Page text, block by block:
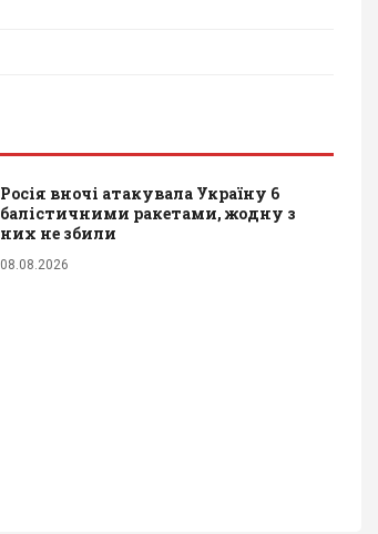
Росія вночі атакувала Україну 6
балістичними ракетами, жодну з
них не збили
08.08.2026